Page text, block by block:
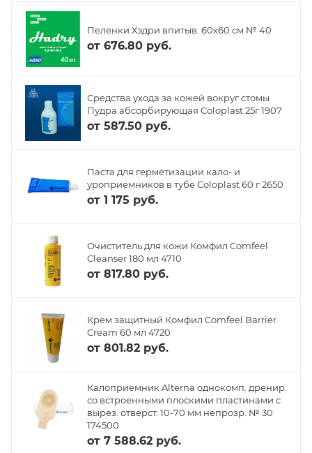
Пеленки Хэдри впитыв. 60х60 см № 40
от 676.80 руб.
Средства ухода за кожей вокруг стомы
Пудра абсорбирующая Coloplast 25г 1907
от 587.50 руб.
Паста для герметизации кало- и
уроприемников в тубе Coloplast 60 г 2650
от 1 175 руб.
Очиститель для кожи Комфил Comfeel
Cleanser 180 мл 4710
от 817.80 руб.
Крем защитный Комфил Comfeel Barrier
Cream 60 мл 4720
от 801.82 руб.
Калоприемник Alterna однокомп. дренир.
со встроенными плоскими пластинами с
вырез. отверст. 10-70 мм непрозр. № 30
174500
от 7 588.62 руб.